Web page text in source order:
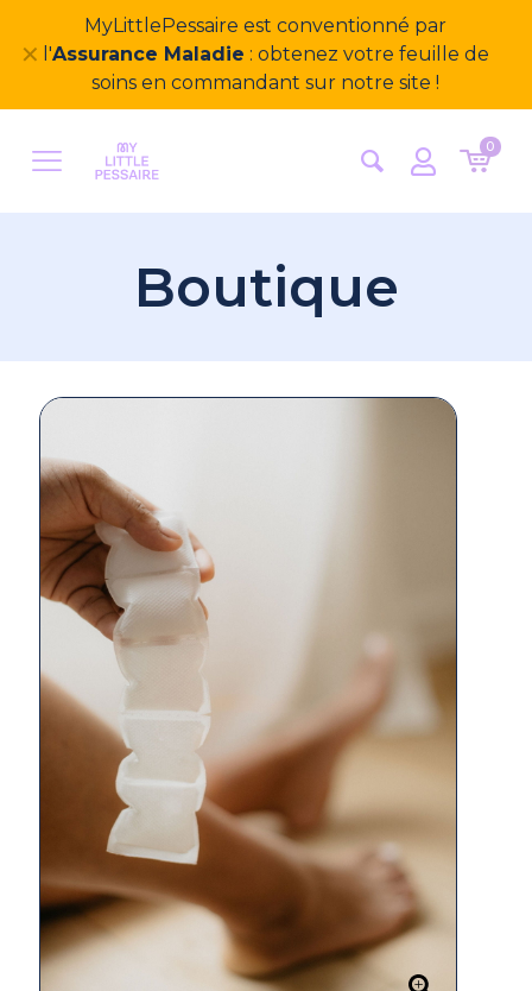
MyLittlePessaire est conventionné par
l'Assurance Maladie : obtenez votre feuille de
soins en commandant sur notre site !
✕
0
Boutique